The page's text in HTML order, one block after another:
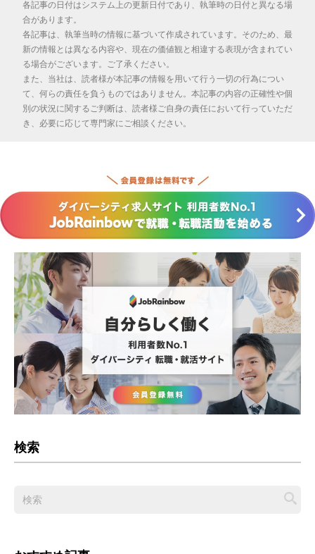
各記事の日付はシステム上の更新日付であり、執筆時の日付と異なる場
合があります。
各記事は、執筆当時の情報に基づいて作成されています。そのため、最
新の情報とは異なる内容や、現在の価値観と相違する表現が含まれてい
る場合がございます。ご了承ください。
また、当社は、読者様が本記事の情報を用いて行う一切の行為につい
て、何らの責任を負うものではありません。本記事の内容の正確性や個
別の状況に関するご判断は、読者様ご自身の責任において行っていただ
き、必要に応じて専門家にご相談ください。
検索